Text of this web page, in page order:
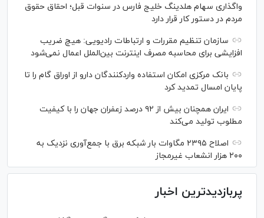
واگذاری سهام هلدینگ خلیج فارس در سنوات قبل؛ احقاق حقوق
مردم در دستور کار قرار دارد
سازمان تنظیم مقررات و ارتباطات رادیویی: هیچ ضریب
افزایشی برای محاسبه مصرف اینترنت بین‌الملل اعمال نمی‌شود
بانک مرکزی امکان استفاده واردکنندگان دارو از اوراق گام را تا
پایان امسال تمدید کرد
ایران همچنان بیش از ۹۲ درصد زعفران جهان را با کیفیت
مطلوب تولید می‌کند
اصلاح ۲۳۹۵ مگاوات بار شبکه برق با جمع‌آوری نزدیک به
۲۰۰ هزار انشعاب غیرمجاز
پربازدیدترین اخبار